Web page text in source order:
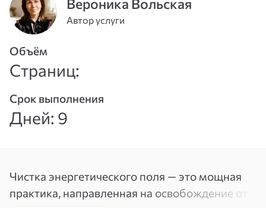
телефон
Войти
Вспомнить
пароль
Вероника Вольская
Автор услуги
Объём
Страниц:
Срок выполнения
Дней: 9
Чистка энергетического поля — это мощная
практика, направленная на освобождение от